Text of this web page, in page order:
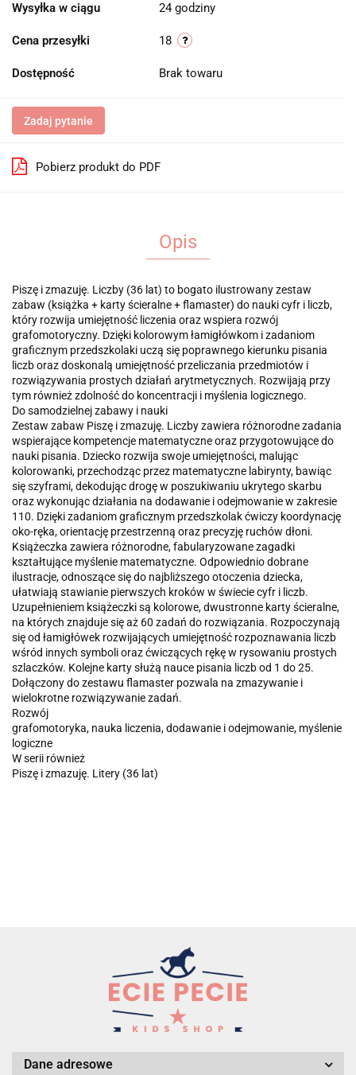
Wysyłka w ciągu 24 godziny
Cena przesyłki 18
Dostępność Brak towaru
Zadaj pytanie
Pobierz produkt do PDF
Opis
Piszę i zmazuję. Liczby (36 lat) to bogato ilustrowany zestaw
zabaw (książka + karty ścieralne + flamaster) do nauki cyfr i liczb,
który rozwija umiejętność liczenia oraz wspiera rozwój
grafomotoryczny. Dzięki kolorowym łamigłówkom i zadaniom
graficznym przedszkolaki uczą się poprawnego kierunku pisania
liczb oraz doskonalą umiejętność przeliczania przedmiotów i
rozwiązywania prostych działań arytmetycznych. Rozwijają przy
tym również zdolność do koncentracji i myślenia logicznego.
Do samodzielnej zabawy i nauki
Zestaw zabaw Piszę i zmazuję. Liczby zawiera różnorodne zadania
wspierające kompetencje matematyczne oraz przygotowujące do
nauki pisania. Dziecko rozwija swoje umiejętności, malując
kolorowanki, przechodząc przez matematyczne labirynty, bawiąc
się szyframi, dekodując drogę w poszukiwaniu ukrytego skarbu
oraz wykonując działania na dodawanie i odejmowanie w zakresie
110. Dzięki zadaniom graficznym przedszkolak ćwiczy koordynację
oko-ręka, orientację przestrzenną oraz precyzję ruchów dłoni.
Książeczka zawiera różnorodne, fabularyzowane zagadki
kształtujące myślenie matematyczne. Odpowiednio dobrane
ilustracje, odnoszące się do najbliższego otoczenia dziecka,
ułatwiają stawianie pierwszych kroków w świecie cyfr i liczb.
Uzupełnieniem książeczki są kolorowe, dwustronne karty ścieralne,
na których znajduje się aż 60 zadań do rozwiązania. Rozpoczynają
się od łamigłówek rozwijających umiejętność rozpoznawania liczb
wśród innych symboli oraz ćwiczących rękę w rysowaniu prostych
szlaczków. Kolejne karty służą nauce pisania liczb od 1 do 25.
Dołączony do zestawu flamaster pozwala na zmazywanie i
wielokrotne rozwiązywanie zadań.
Rozwój
grafomotoryka, nauka liczenia, dodawanie i odejmowanie, myślenie
logiczne
W serii również
Piszę i zmazuję. Litery (36 lat)
Dane adresowe